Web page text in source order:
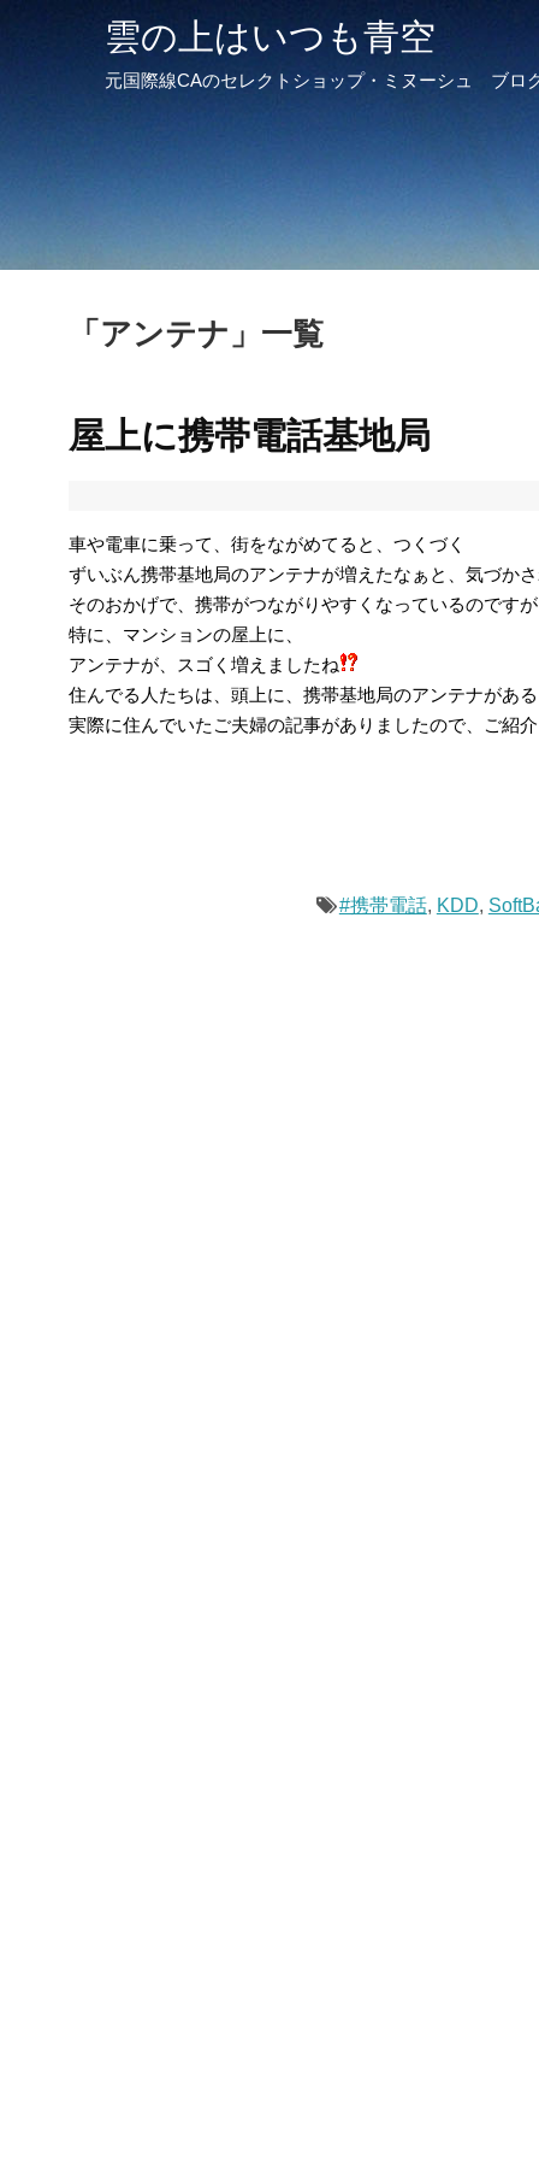
雲の上はいつも青空
元国際線CAのセレクトショップ・ミヌーシュ ブロ
「 アンテナ 」 一覧
屋上に携帯電話基地局
車や電車に乗って、街をながめてると、つくづく
ずいぶん携帯基地局のアンテナが増えたなぁと、気づか
そのおかげで、携帯がつながりやすくなっているのですが
特に、マンションの屋上に、
アンテナが、スゴく増えましたね
住んでる人たちは、頭上に、携帯基地局のアンテナがあ
実際に住んでいたご夫婦の記事がありましたので、ご紹
#携帯電話, KDD,